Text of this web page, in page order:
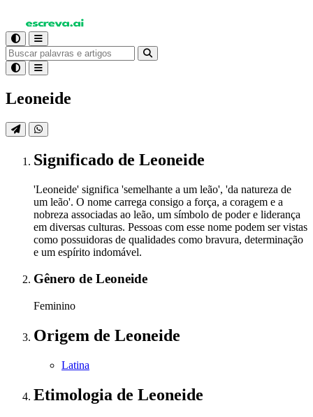
Leoneide
Significado de Leoneide
'Leoneide' significa 'semelhante a um leão', 'da natureza de
um leão'. O nome carrega consigo a força, a coragem e a
nobreza associadas ao leão, um símbolo de poder e liderança
em diversas culturas. Pessoas com esse nome podem ser vistas
como possuidoras de qualidades como bravura, determinação
e um espírito indomável.
Gênero de Leoneide
Feminino
Origem de Leoneide
Latina
Etimologia de Leoneide